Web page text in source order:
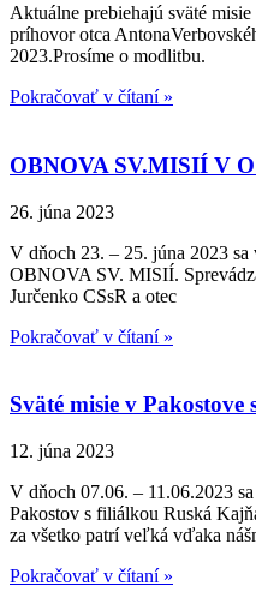
Aktuálne prebiehajú sväté
príhovor otca
2023.Prosíme o modlitbu.
Pokračovať v čítaní »
OBNOVA SV.MISIÍ V
26. júna 2023
V dňoch 23. – 25. júna 2023
OBNOVA SV. MISIÍ.
Jurčenko CSsR a otec
Pokračovať v čítaní »
Sväté misie v
12. júna 2023
V dňoch 07.06. – 11.06.2023
Pakostov s filiálkou Ruská
za všetko patrí veľká vďaka
Pokračovať v čítaní »